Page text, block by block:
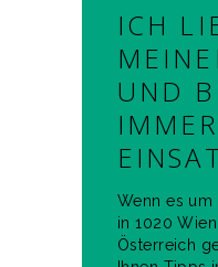
ICH
UND
Wenn es um
in 1020
Österreich